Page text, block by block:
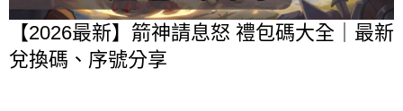
【2026最新】箭神請息怒 禮包碼大全｜最新
兌換碼、序號分享